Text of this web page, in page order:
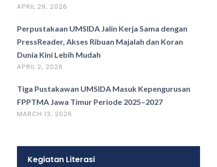
APRIL 29, 2026
Perpustakaan UMSIDA Jalin Kerja Sama dengan
PressReader, Akses Ribuan Majalah dan Koran
Dunia Kini Lebih Mudah
APRIL 2, 2026
Tiga Pustakawan UMSIDA Masuk Kepengurusan
FPPTMA Jawa Timur Periode 2025–2027
MARCH 13, 2026
Kegiatan Literasi